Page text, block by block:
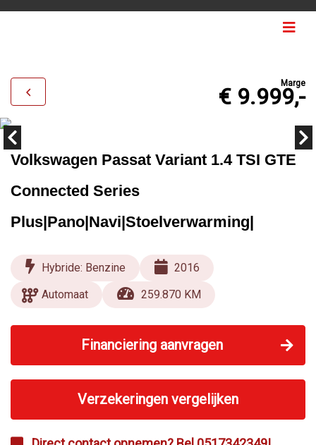
Marge
€ 9.999,-
Volkswagen Passat Variant 1.4 TSI GTE
Connected Series
Plus|Pano|Navi|Stoelverwarming|
Hybride: Benzine
2016
Automaat
259.870 KM
Financiering aanvragen
Verzekeringen vergelijken